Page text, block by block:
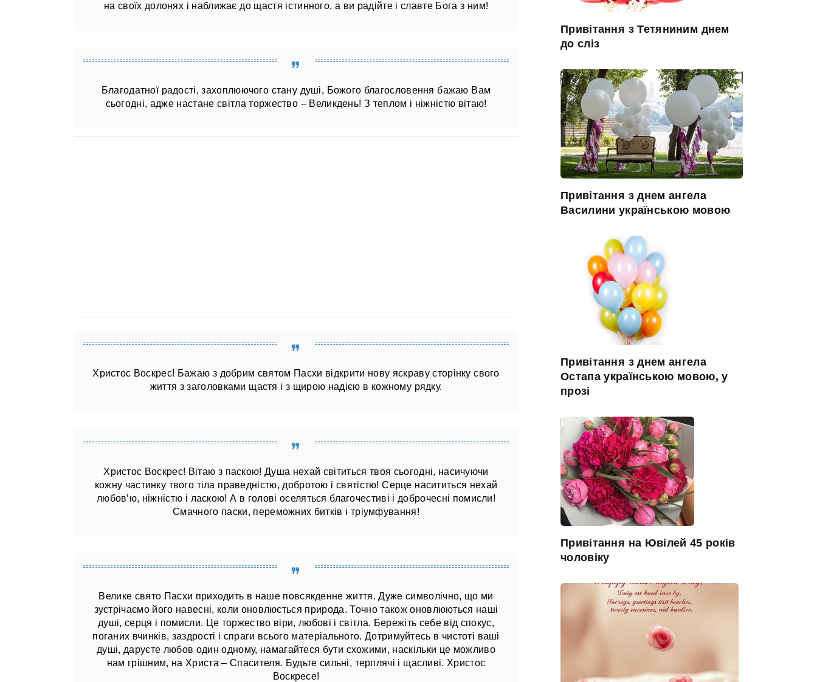
на своїх долонях і наближає до щастя істинного, а ви радійте і славте Бога з ним!
Благодатної радості, захоплюючого стану душі, Божого благословення бажаю Вам
сьогодні, адже настане світла торжество – Великдень! З теплом і ніжністю вітаю!
Христос Воскрес! Бажаю з добрим святом Пасхи відкрити нову яскраву сторінку свого
життя з заголовками щастя і з щирою надією в кожному рядку.
Христос Воскрес! Вітаю з паскою! Душа нехай світиться твоя сьогодні, насичуючи
кожну частинку твого тіла праведністю, добротою і святістю! Серце насититься нехай
любов’ю, ніжністю і ласкою! А в голові оселяться благочестиві і доброчесні помисли!
Смачного паски, переможних битків і тріумфування!
Велике свято Пасхи приходить в наше повсякденне життя. Дуже символічно, що ми
зустрічаємо його навесні, коли оновлюється природа. Точно також оновлюються наші
душі, серця і помисли. Це торжество віри, любові і світла. Бережіть себе від спокус,
поганих вчинків, заздрості і спраги всього матеріального. Дотримуйтесь в чистоті ваші
душі, даруєте любов один одному, намагайтеся бути схожими, наскільки це можливо
нам грішним, на Христа – Спасителя. Будьте сильні, терплячі і щасливі. Христос
Воскресе!
Привітання з Тетяниним днем
до сліз
Привітання з днем ангела
Василини українською мовою
Привітання з днем ангела
Остапа українською мовою, у
прозі
Привітання на Ювілей 45 років
чоловіку